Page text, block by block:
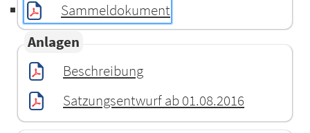
Sammeldokument
Anlagen
Beschreibung
Satzungsentwurf ab 01.08.2016